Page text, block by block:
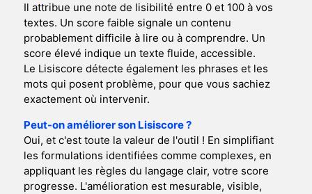
Il attribue une note de lisibilité entre 0 et 100 à vos
textes. Un score faible signale un contenu
probablement difficile à lire ou à comprendre. Un
score élevé indique un texte fluide, accessible.
Le Lisiscore détecte également les phrases et les
mots qui posent problème, pour que vous sachiez
exactement où intervenir.
Peut-on améliorer son Lisiscore ?
Oui, et c'est toute la valeur de l'outil ! En simplifiant
les formulations identifiées comme complexes, en
appliquant les règles du langage clair, votre score
progresse. L'amélioration est mesurable, visible,